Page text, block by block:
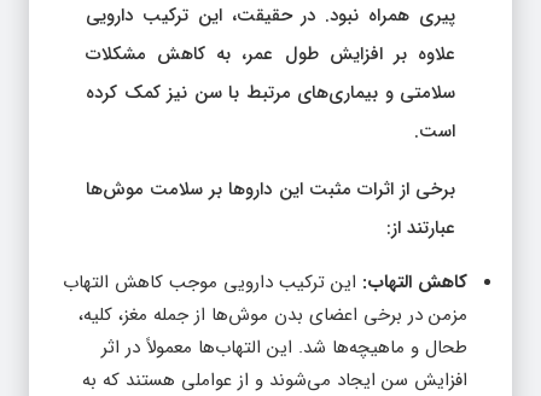
پیری همراه نبود. در حقیقت، این ترکیب دارویی
علاوه بر افزایش طول عمر، به کاهش مشکلات
سلامتی و بیماری‌های مرتبط با سن نیز کمک کرده
است.
برخی از اثرات مثبت این داروها بر سلامت موش‌ها
عبارتند از:
کاهش التهاب: این ترکیب دارویی موجب کاهش التهاب
مزمن در برخی اعضای بدن موش‌ها از جمله مغز، کلیه،
طحال و ماهیچه‌ها شد. این التهاب‌ها معمولاً در اثر
افزایش سن ایجاد می‌شوند و از عواملی هستند که به